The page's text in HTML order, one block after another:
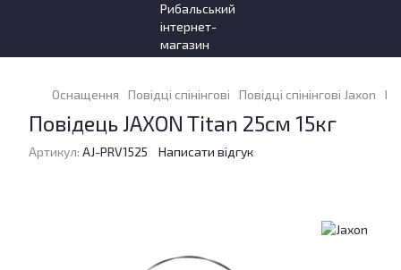
Оснащення Повідці спінінгові Повідці спінінгові Jaxon
Повідець JAXON Titan 25см 15кг
Артикул: AJ-PRV1525 Написати відгук